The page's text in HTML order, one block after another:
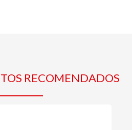
RECOMENDADOS